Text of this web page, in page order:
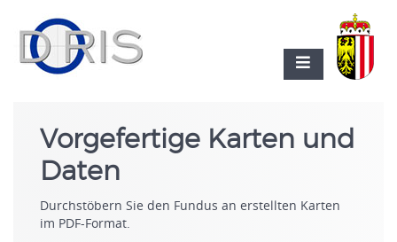
Vorgefertige Karten und
Daten
Durchstöbern Sie den Fundus an erstellten Karten
im PDF-Format.